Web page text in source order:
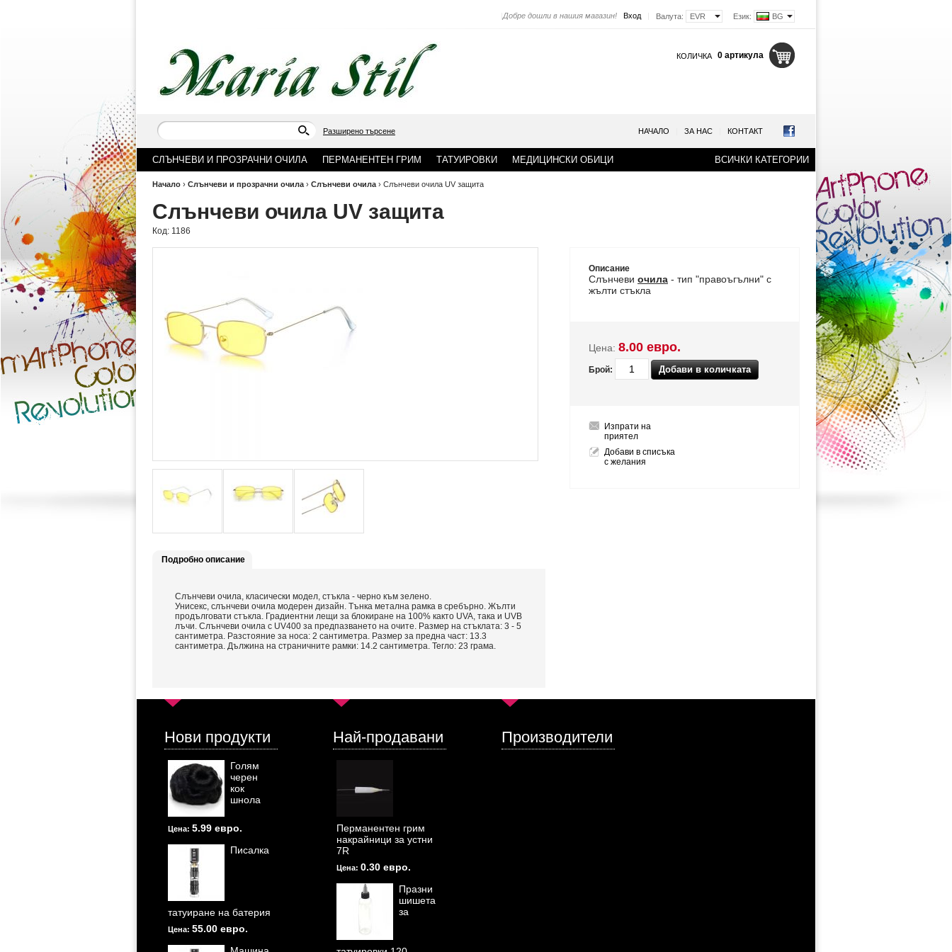
Език: BG
Валута: EVR
Вход
Добре дошли в нашия магазин!
КОЛИЧКА 0 артикула
Разширено търсене НАЧАЛО ЗА НАС КОНТАКТ
СЛЪНЧЕВИ И ПРОЗРАЧНИ ОЧИЛА ПЕРМАНЕНТЕН ГРИМ ТАТУИРОВКИ МЕДИЦИНСКИ ОБИЦИ ВСИЧКИ КАТЕГОРИИ
Начало › Слънчеви и прозрачни очила › Слънчеви очила › Слънчеви очила UV защита
Слънчеви очила UV защита
Код: 1186
Описание
Слънчеви очила - тип "правоъгълни" с
жълти стъкла
Цена: 8.00 евро.
Брой:
Изпрати на
приятел
Добави в списъка
с желания
Подробно описание
Слънчеви очила, класически модел, стъкла - черно към зелено.
Унисекс, слънчеви очила модерен дизайн. Тънка метална рамка в сребърно. Жълти
продълговати стъкла. Градиентни лещи за блокиране на 100% както UVA, така и UVB
лъчи. Слънчеви очила с UV400 за предпазването на очите. Размер на стъклата: 3 - 5
сантиметра. Разстояние за носа: 2 сантиметра. Размер за предна част: 13.3
сантиметра. Дължина на страничните рамки: 14.2 сантиметра. Тегло: 23 грама.
Нови продукти
Голям
черен
кок
шнола
Цена: 5.99 евро.
Писалка
татуиране на батерия
Цена: 55.00 евро.
Най-продавани
Перманентен грим
накрайници за устни
7R
Цена: 0.30 евро.
Празни
шишета
за
Производители